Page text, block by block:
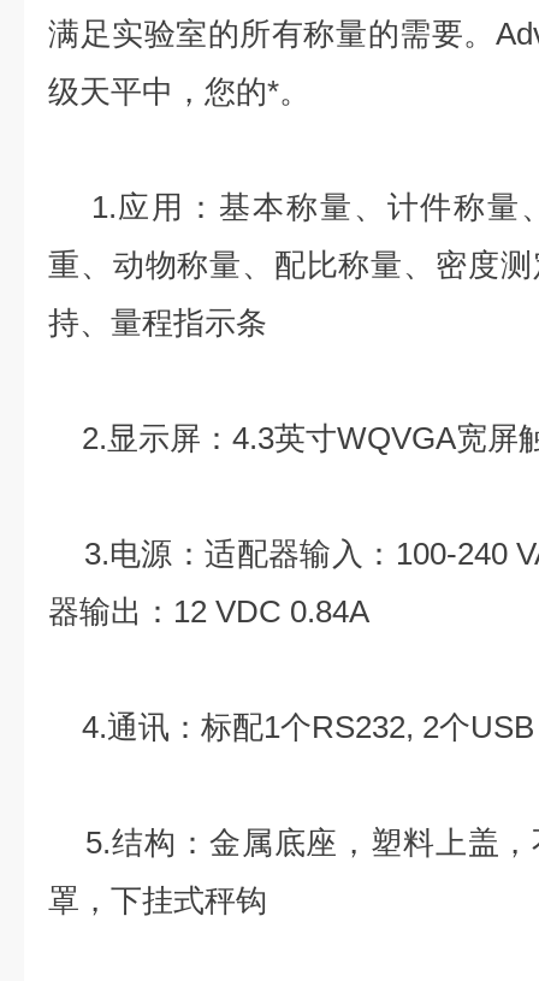
满足实验室的所有称量的需要。
级天平中，您的*。
1.应用：基本称量、计件称量
重、动物称量、配比称量、密度
持、量程指示条
2.显示屏：4.3英寸WQVGA宽屏
3.电源：适配器输入：100-240
器输出：12 VDC 0.84A
4.通讯：标配1个RS232, 2个
5.结构：金属底座，塑料上盖，
罩，下挂式秤钩